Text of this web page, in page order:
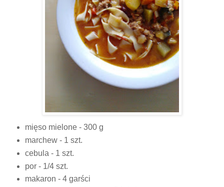
mięso mielone - 300 g
marchew - 1 szt.
cebula - 1 szt.
por - 1/4 szt.
makaron - 4 garści